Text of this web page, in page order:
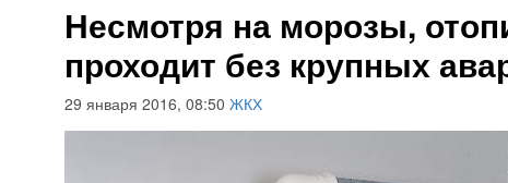
Несмотря на морозы,
проходит без крупных
29 января 2016, 08:50 ЖКХ